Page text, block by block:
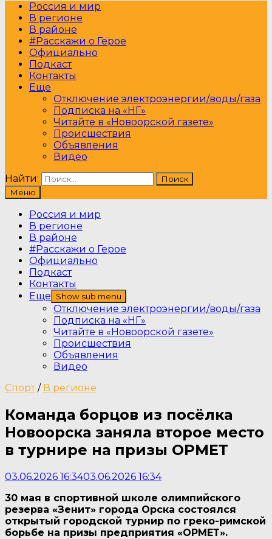
Россия и мир
В регионе
В районе
#Расскажи о Герое
Официально
Подкаст
Контакты
Еще
Отключение электроэнергии/воды/газа
Подписка на «НГ»
Читайте в «Новоорской газете»
Происшествия
Объявления
Видео
Найти:
Меню
Россия и мир
В регионе
В районе
#Расскажи о Герое
Официально
Подкаст
Контакты
Еще
Show sub menu
Отключение электроэнергии/воды/газа
Подписка на «НГ»
Читайте в «Новоорской газете»
Происшествия
Объявления
Видео
Спорт/ В регионе
Команда борцов из посёлка
Новоорска заняла второе место
в турнире на призы ОРМЕТ
03.06.2026 16:3403.06.2026 16:34
30 мая в спортивной школе олимпийского
резерва «Зенит» города Орска состоялся
открытый городской турнир по греко-римской
борьбе на призы предприятия «ОРМЕТ».